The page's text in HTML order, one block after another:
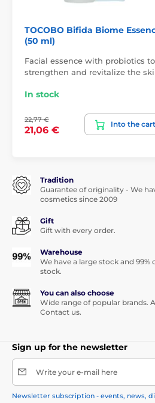
TOCOBO Bifida Biome
(50 ml)
Facial essence with probiotics to
strengthen and revitalize the
In stock
22,77 €
21,06 €
Into the cart
Tradition
Guarantee of originality - We
cosmetics since 2009
Gift
Gift with every order.
Warehouse
We have a large stock and
stock.
You can also choose
Wide range of popular brands.
Contact us.
Sign up for the newsletter
Write your e-mail here
Newsletter subscription - events, news,